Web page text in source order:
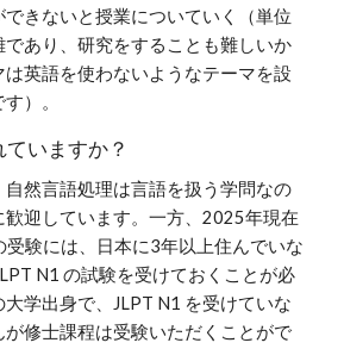
できないと授業についていく（単位
であり、研究をすることも難しいか
は英語を使わないようなテーマを設
）。
いますか？
然言語処理は言語を扱う学問なの
歓迎しています。一方、2025年現在
受験には、日本に3年以上住んでいな
N1 の試験を受けておくことが必
学出身で、JLPT N1 を受けていな
修士課程は受験いただくことがで